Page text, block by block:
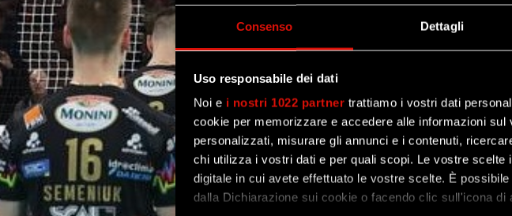
Consenso Dettagli
Uso responsabile dei dati
Noi e i nostri 1022 partner trattiamo i vostri dati
cookie per memorizzare e accedere alle informazioni
personalizzati, misurare gli annunci e i contenuti,
chi utilizza i vostri dati e per quali scopi. Le vostre
digitale in cui avete effettuato le vostre scelte. È
dalla Dichiarazione sui cookie o facendo clic sull'icona di